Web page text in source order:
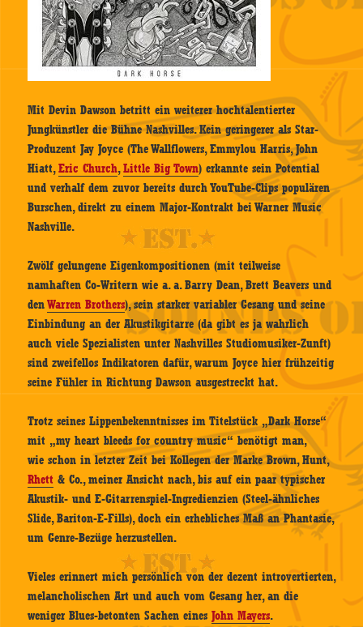
Mit Devin Dawson betritt ein weiterer hochtalentierter
Jungkünstler die Bühne Nashvilles. Kein geringerer als Star-
Produzent Jay Joyce (The Wallflowers, Emmylou Harris, John
Hiatt,Eric Church,Little Big Town) erkannte sein Potential
und verhalf dem zuvor bereits durch YouTube-Clips populären
Burschen, direkt zu einem Major-Kontrakt bei Warner Music
Nashville.
Zwölf gelungene Eigenkompositionen (mit teilweise
namhaften Co-Writern wie a. a. Barry Dean, Brett Beavers und
denWarren Brothers), sein starker variabler Gesang und seine
Einbindung an der Akustikgitarre (da gibt es ja wahrlich
auch viele Spezialisten unter Nashvilles Studiomusiker-Zunft)
sind zweifellos Indikatoren dafür, warum Joyce hier frühzeitig
seine Fühler in Richtung Dawson ausgestreckt hat.
Trotz seines Lippenbekenntnisses im Titelstück „Dark Horse“
mit „my heart bleeds for country music“ benötigt man,
wie schon in letzter Zeit bei Kollegen der Marke Brown, Hunt,
Rhett & Co., meiner Ansicht nach, bis auf ein paar typischer
Akustik- und E-Gitarrenspiel-Ingredienzien (Steel-ähnliches
Slide, Bariton-E-Fills), doch ein erhebliches Maß an Phantasie,
um Genre-Bezüge herzustellen.
Vieles erinnert mich persönlich von der dezent introvertierten,
melancholischen Art und auch vom Gesang her, an die
weniger Blues-betonten Sachen einesJohn Mayers.